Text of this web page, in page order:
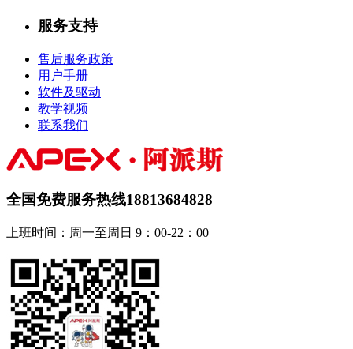
服务支持
售后服务政策
用户手册
软件及驱动
教学视频
联系我们
全国免费服务热线18813684828
上班时间：周一至周日 9：00-22：00